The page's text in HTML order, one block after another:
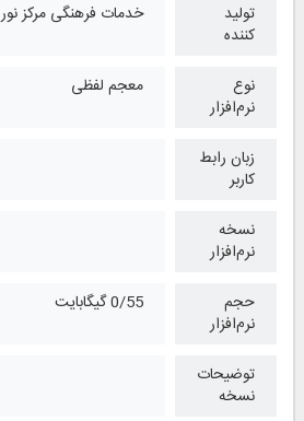
تولید
کننده
خدمات فرهنگی مرکز نور
نوع
نرم‌افزار
معجم لفظی
زبان رابط
کاربر
نسخه
نرم‌افزار
حجم
نرم‌افزار
0/55 گیگابایت
توضیحات
نسخه